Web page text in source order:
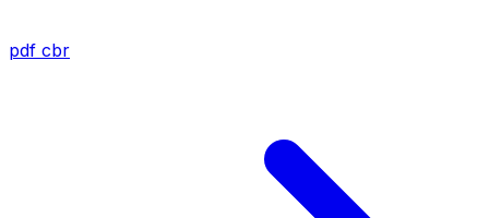
pdf cbr